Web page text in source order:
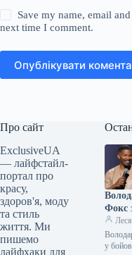
Save my name, email
next time I comment.
Опублікувати
Про сайт
ExclusiveUA
— лайфстайл-
портал про
красу,
здоров'я, моду
та стиль
життя. Ми
пишемо
лайфхаки для
Фокс
у